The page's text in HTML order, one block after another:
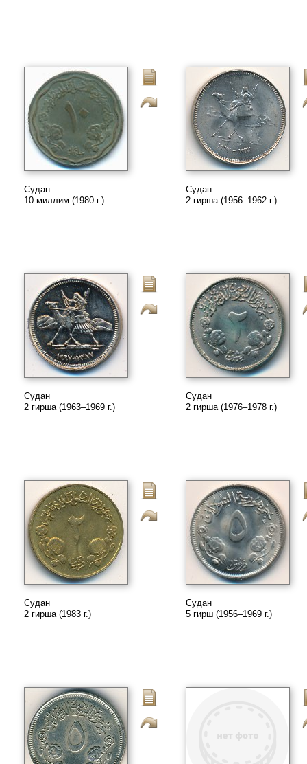
Судан
10 миллим (1980 г.)
Судан
2 гирша (1956–1962 г.)
Судан
2 гирша (1963–1969 г.)
Судан
2 гирша (1976–1978 г.)
Судан
2 гирша (1983 г.)
Судан
5 гирш (1956–1969 г.)